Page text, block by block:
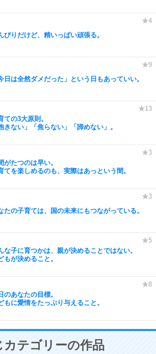
びりだけど、精いっぱい頑張る。
日は全然ダメだった」という日もあっていい。
ての3大原則。
きない」「焦らない」「諦めない」。
がたつのは早い。
てを楽しめるのも、実際はあっという間。
たの子育ては、国の未来にもつながっている。
な子に育つかは、親が決めることではない。
もが決めること。
のあなたの目標。
もに愛情をたっぷり与えること。
カテゴリーの作品